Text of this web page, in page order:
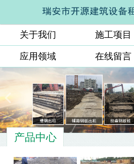
关于我们 施工项目
应用领域 在线留言
产品中心